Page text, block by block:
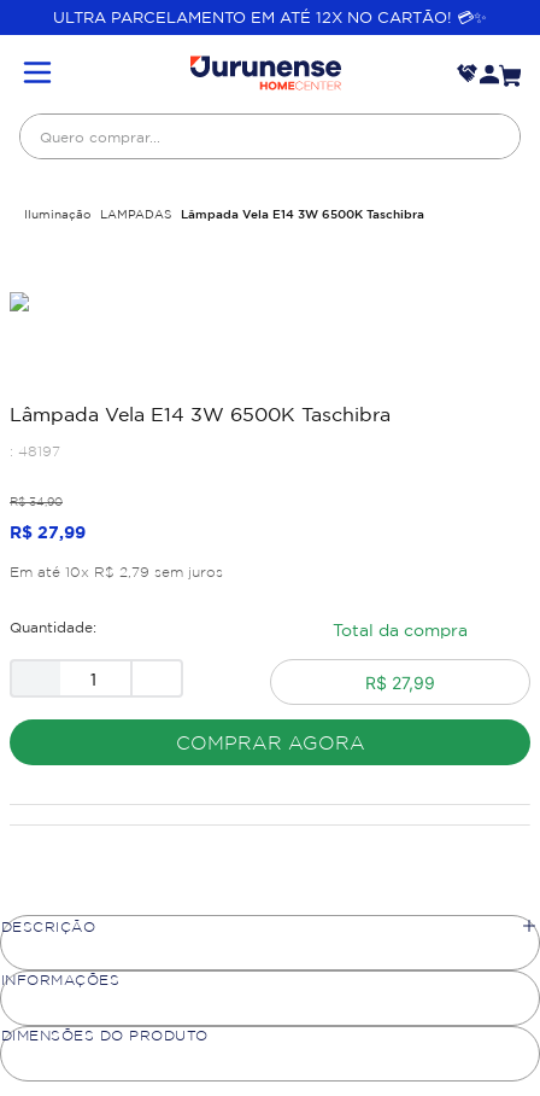
ULTRA PARCELAMENTO EM ATÉ 12X NO CARTÃO! 💳✨
Quero comprar...
Iluminação LAMPADAS Lâmpada Vela E14 3W 6500K Taschibra
Lâmpada Vela E14 3W 6500K Taschibra
: 48197
R$ 34,90
R$ 27,99
Em até 10x R$ 2 79 sem juros
Quantidade: Total da compra
R$ 27,99
COMPRAR AGORA
DESCRIÇÃO
INFORMAÇÕES
DIMENSÕES DO PRODUTO